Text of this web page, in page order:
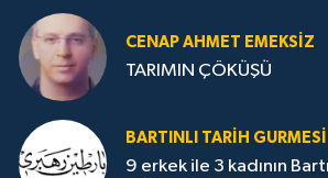
CENAP AHMET EMEKSİZ
TARIMIN ÇÖKÜŞÜ
BARTINLI TARIH GURMESI
9 erkek ile 3 kadının